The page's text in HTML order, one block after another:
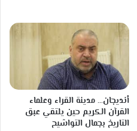
أنديجان… مدينة القراء وعلماء
القرآن الكريم حين يلتقي عبق
التاريخ بجمال التواشيح